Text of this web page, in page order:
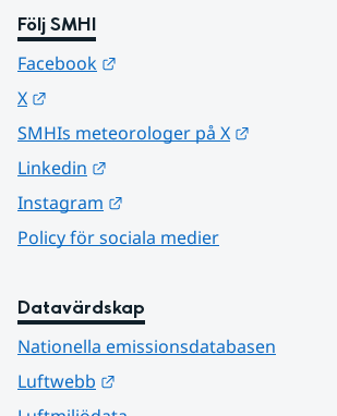
Följ SMHI
Facebook
X
SMHIs meteorologer på X
Linkedin
Instagram
Policy för sociala medier
Datavärdskap
Nationella emissionsdatabasen
Luftwebb